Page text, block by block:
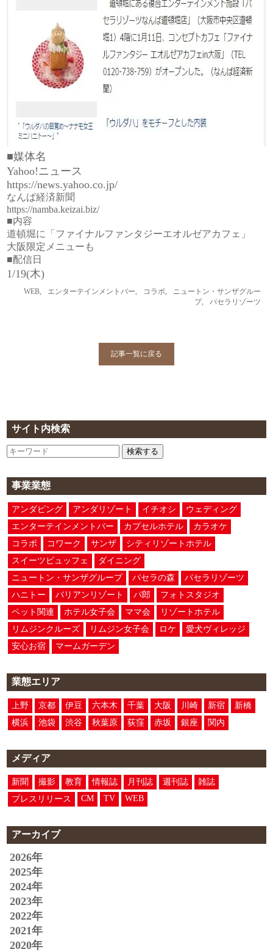
サイト内検索
検索する
事業業態
アンダピング アンダリゾート イチオシ
ウェディング
エンターテインメントバー
カプセルホテル
カラオケ
コラボ
コワーク サンザ
シティリゾートホテル
スイーツビュッフェ
ダイニング
ニュートン・サンザグループ
パセラの森
パセラリゾーツ
ハニトー
バリアンリゾート パ郎
フォトスタジオ
ペット関連
ホテル女子会 ママ会
リゾートホテル
リムジンクルーズ
リムジン女子会 ロケ
愛犬ヴィレッジ
安心お宿
マームガーデン
業態エリア
上野 京都 伊豆 六本木 千葉 大阪 川崎 新宿
新橋
横浜
池袋 渋谷 秋葉原 荻窪 赤坂 銀座 関内
メディア
新聞 撮影 教育 情報誌 月刊誌 週刊誌
雑誌
プレスリリース
CM TV WEB
アーカイブ
2026年
2025年
2024年
2023年
2022年
2021年
2020年
■媒体名
Yahoo!ニュース
https://news.yahoo.co.jp/
なんば経済新聞
https://namba.keizai.biz/
■内容
道頓堀に「ファイナルファンタジーエオルゼアカフェ」
大阪限定メニューも
■配信日
1/19(木)
WEB エンターテインメントバー コラボ
ニュートン・サンザグルー
プ, パセラリゾーツ
記事一覧に戻る